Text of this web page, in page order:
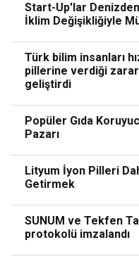
Start-Up'lar
İklim Değişikliğiyle
Türk bilim insanları
pillerine verdiği
geliştirdi
Popüler Gıda
Pazarı
Lityum İyon Pilleri
Getirmek
SUNUM ve Tekfen
protokolü imzalandı